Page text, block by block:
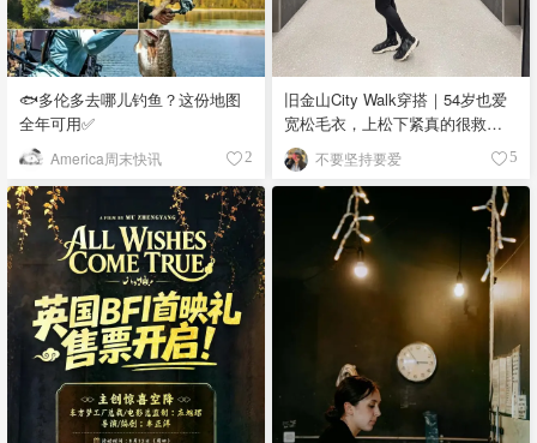
🐟多伦多去哪儿钓鱼？这份地图
全年可用✅
America周末快讯 2
旧金山City Walk穿搭｜54岁也爱
宽松毛衣，上松下紧真的很救比
例
不要坚持要爱 5